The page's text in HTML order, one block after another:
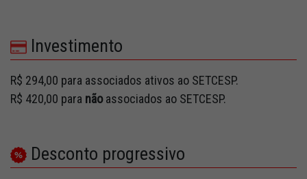
Investimento
R$ 294,00 para associados ativos ao SETCESP.
R$ 420,00 para nãoassociados ao SETCESP.
Desconto progressivo